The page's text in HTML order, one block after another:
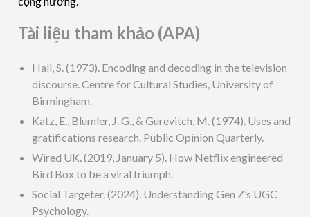
Tài liệu tham khảo (APA)
Hall, S. (1973). Encoding and decoding in the television
discourse. Centre for Cultural Studies, University of
Birmingham.
Katz, E., Blumler, J. G., & Gurevitch, M. (1974). Uses and
gratifications research. Public Opinion Quarterly.
Wired UK. (2019, January 5). How Netflix engineered
Bird Box to be a viral triumph.
Social Targeter. (2024). Understanding Gen Z’s UGC
Psychology.